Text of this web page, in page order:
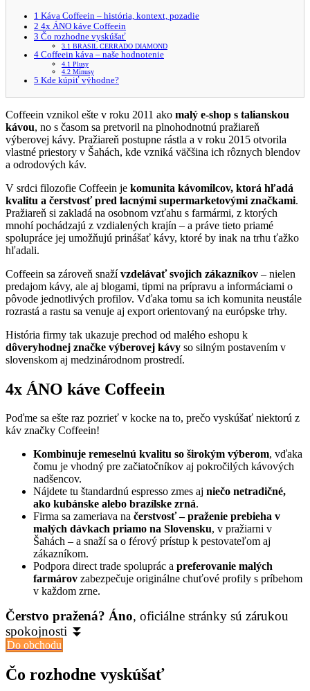
1 Káva Coffeein – história, kontext, pozadie
2 4x ÁNO káve Coffeein
3 Čo rozhodne vyskúšať
3.1 BRASIL CERRADO DIAMOND
4 Coffeein káva – naše hodnotenie
4.1 Plusy
4.2 Mínusy
5 Kde kúpiť výhodne?
Coffeein vznikol ešte v roku 2011 ako malý e-shop s talianskou
kávou, no s časom sa pretvoril na plnohodnotnú pražiareň
výberovej kávy. Pražiareň postupne rástla a v roku 2015 otvorila
vlastné priestory v Šahách, kde vzniká väčšina ich rôznych blendov
a odrodových káv.
V srdci filozofie Coffeein je komunita kávomilcov, ktorá hľadá
kvalitu a čerstvosť pred lacnými supermarketovými značkami.
Pražiareň si zakladá na osobnom vzťahu s farmármi, z ktorých
mnohí pochádzajú z vzdialených krajín – a práve tieto priamé
spolupráce jej umožňujú prinášať kávy, ktoré by inak na trhu ťažko
hľadali.
Coffeein sa zároveň snažívzdelávať svojich zákazníkov – nielen
predajom kávy, ale aj blogami, tipmi na prípravu a informáciami o
pôvode jednotlivých profilov. Vďaka tomu sa ich komunita neustále
rozrastá a rastu sa venuje aj export orientovaný na európske trhy.
História firmy tak ukazuje prechod od malého eshopu k
dôveryhodnej značke výberovej kávy so silným postavením v
slovenskom aj medzinárodnom prostredí.
4x ÁNO káve Coffeein
Poďme sa ešte raz pozrieť v kocke na to, prečo vyskúšať niektorú z
káv značky Coffeein!
Kombinuje remeselnú kvalitu so širokým výberom, vďaka
čomu je vhodný pre začiatočníkov aj pokročilých kávových
nadšencov.
Nájdete tu štandardnú espresso zmes aj niečo netradičné,
ako kubánske alebo brazílske zrná.
Firma sa zameriava na čerstvosť – praženie prebieha v
malých dávkach priamo na Slovensku, v pražiarni v
Šahách – a snaží sa o férový prístup k pestovateľom aj
zákazníkom.
Podpora direct trade spoluprác a preferovanie malých
farmárov zabezpečuje originálne chuťové profily s príbehom
v každom zrne.
Čerstvo pražená? Áno, oficiálne stránky sú zárukou
spokojnosti ⏬
Do obchodu
Čo rozhodne vyskúšať